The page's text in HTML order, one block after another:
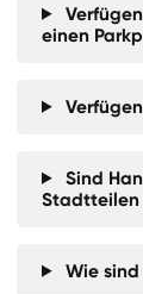
einen
Sind
Stadtteilen
Wie